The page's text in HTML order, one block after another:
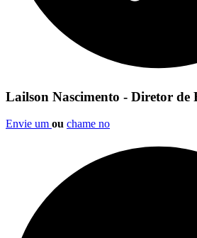
Lailson Nascimento - Diretor de
Envie um ou chame no